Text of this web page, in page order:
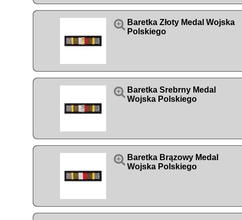
 Baretka Złoty Medal Wojska
Polskiego
 Baretka Srebrny Medal
Wojska Polskiego
 Baretka Brązowy Medal
Wojska Polskiego